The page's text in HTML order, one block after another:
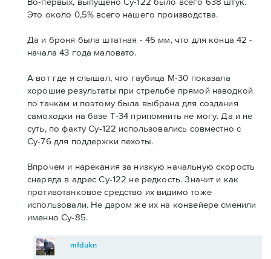
Это около 0,5% всего нашего производства.
Да и броня была штатная - 45 мм, что для конца 42 -
начала 43 года маловато.
А вот где я слышал, что гаубица М-30 показала
хорошие результаты при стрельбе прямой наводкой
по танкам и поэтому была выбрана для создания
самоходки на базе Т-34 припомнить не могу. Да и не
суть, по факту Су-122 использовались совместно с
Су-76 для поддержки пехоты.
Впрочем и нарекания за низкую начальную скорость
снаряда в адрес Су-122 не редкость. Значит и как
противотанковое средство их видимо тоже
использовали. Не даром же их на конвейере сменили
именно Су-85.
mfdukn